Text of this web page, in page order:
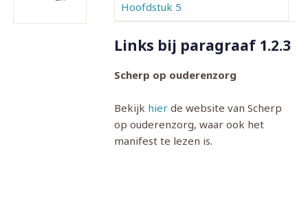
Hoofdstuk 5
Links bij paragraaf 1.2.3
Scherp op ouderenzorg
Bekijk hierde website van Scherp
op ouderenzorg, waar ook het
manifest te lezen is.